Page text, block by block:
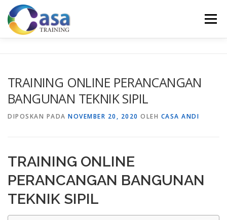
Lompat
konten
Menu
KONTAK KAMI SERTIFIKASI EVALUASI
TRAINING ONLINE PERANCANGAN
BANGUNAN TEKNIK SIPIL
DIPOSKAN PADA NOVEMBER 20, 2020 OLEH CASA ANDI
TRAINING ONLINE
PERANCANGAN BANGUNAN
TEKNIK SIPIL